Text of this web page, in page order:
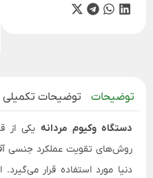
توضیحات توضیحات تکمیلی
دستگاه وکیوم مردانه یکی از
روش‌های تقویت عملکرد جنسی
دنیا مورد استفاده قرار